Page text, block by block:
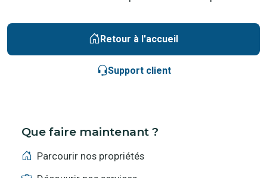
Retour à l'accueil
Support client
Que faire maintenant ?
Parcourir nos propriétés